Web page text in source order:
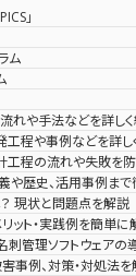
」
ム
れや手法などを詳しく
工程や事例などを詳し
工程の流れや失敗を防
や歴史、活用事例ま
現状と問題点を解説
ット・実践例を簡単に
管理ソフトウェアの
事例、対策・対処法